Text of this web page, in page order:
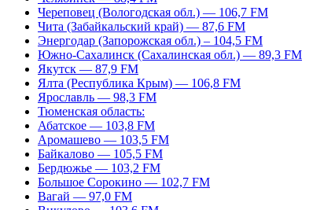
Череповец (Вологодская обл.) — 106,7 FM
Чита (Забайкальский край) — 87,6 FM
Энергодар (Запорожская обл.) – 104,5 FM
Южно-Сахалинск (Сахалинская обл.) — 89,3 FM
Якутск — 87,9 FM
Ялта (Республика Крым) — 106,8 FM
Ярославль — 98,3 FM
Тюменская область:
Абатское — 103,8 FM
Аромашево — 103,5 FM
Байкалово — 105,5 FM
Бердюжье — 103,2 FM
Большое Сорокино — 102,7 FM
Вагай — 97,0 FM